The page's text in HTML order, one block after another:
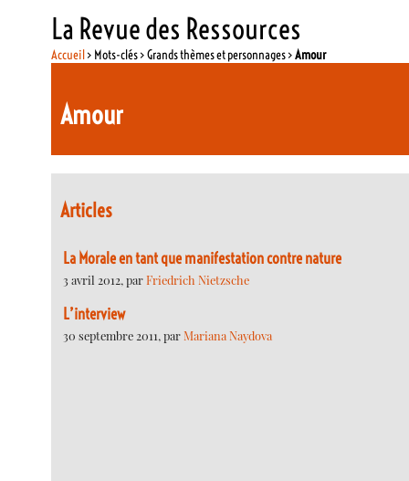
La Revue des Ressources
Accueil> Mots-clés > Grands thèmes et personnages >Amour
Amour
Articles
La Morale en tant que manifestation contre nature
3 avril 2012, parFriedrich Nietzsche
L’interview
30 septembre 2011, parMariana Naydova